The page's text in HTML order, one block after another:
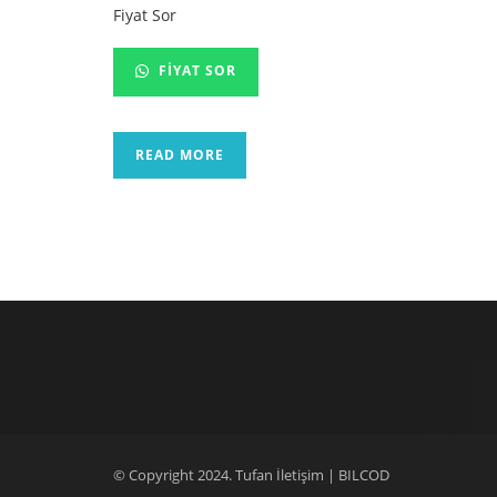
Fiyat Sor
FIYAT SOR
READ MORE
© Copyright 2024. Tufan İletişim | BILCOD